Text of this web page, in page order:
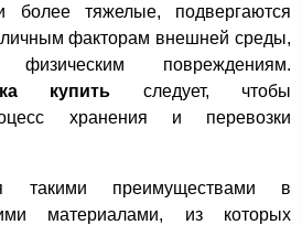
более тяжелые, подвергаются
факторам внешней среды,
повреждениям.
купить следует, чтобы
хранения и перевозки
такими преимуществами в
материалами, из которых